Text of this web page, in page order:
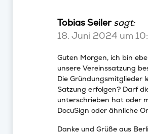
Tobias Seiler sagt:
18. Juni 2024 um
Guten Morgen, ich bin
unsere Vereinssatzung
Die Gründungsmitglieder
Satzung erfolgen? Darf
unterschrieben hat oder
DocuSign oder ähnliche
Danke und Grüße aus